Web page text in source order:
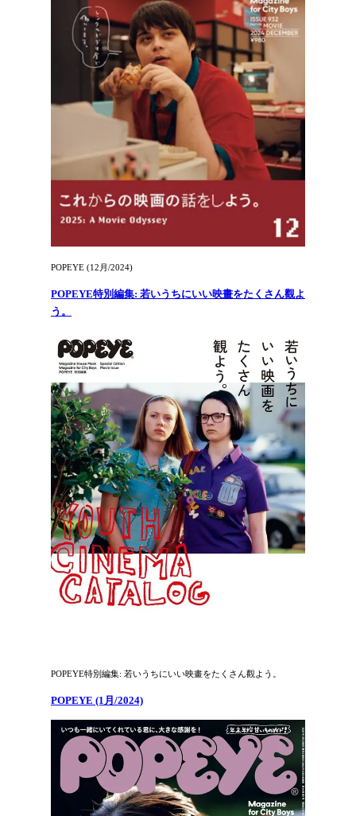
POPEYE (12月/2024)
POPEYE特別編集: 若いうちにいい映畫をたくさん觀よ
う。
POPEYE特別編集: 若いうちにいい映畫をたくさん觀よう。
POPEYE (1月/2024)